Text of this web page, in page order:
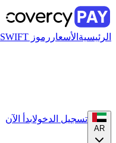
الرئيسية الأسعار رموز SWIFT
AR
تسجيل الدخولابدأ الآن